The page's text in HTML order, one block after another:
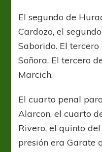
El segundo de
Cardozo, el
Saborido. El
Soñora. El tercero
Marcich.
El cuarto penal
Alarcon, el cuarto
Rivero, el quinto
presión era Garate